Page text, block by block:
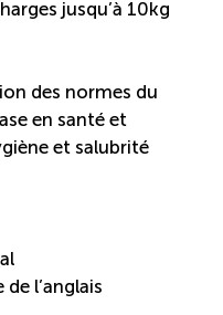
jusqu’à 10kg
des normes du
en santé et
et salubrité
l’anglais